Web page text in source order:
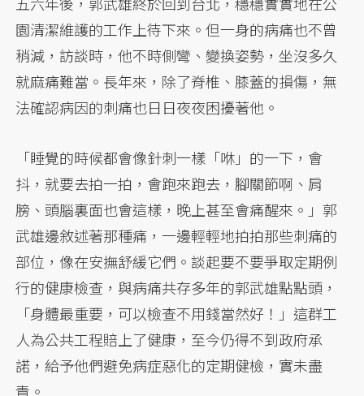
園清潔維護的工作上待下來。但一身的病痛也不曾
稍減，訪談時，他不時側彎、變換姿勢，坐沒多久
就麻痛難當。長年來，除了脊椎、膝蓋的損傷，無
法確認病因的刺痛也日日夜夜困擾著他。
「睡覺的時候都會像針刺一樣「咻」的一下，會
抖，就要去拍一拍，會跑來跑去，腳關節啊、肩
膀、頭腦裏面也會這樣，晚上甚至會痛醒來。」郭
武雄邊敘述著那種痛，一邊輕輕地拍拍那些刺痛的
部位，像在安撫舒緩它們。談起要不要爭取定期例
行的健康檢查，與病痛共存多年的郭武雄點點頭，
「身體最重要，可以檢查不用錢當然好！」這群工
人為公共工程賠上了健康，至今仍得不到政府承
諾，給予他們避免病症惡化的定期健檢，實未盡
責。